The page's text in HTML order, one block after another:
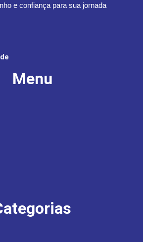
e confiança para sua jornada
Menu